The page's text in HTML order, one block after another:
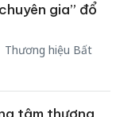
gia” đổ
Thương hiệu Bất